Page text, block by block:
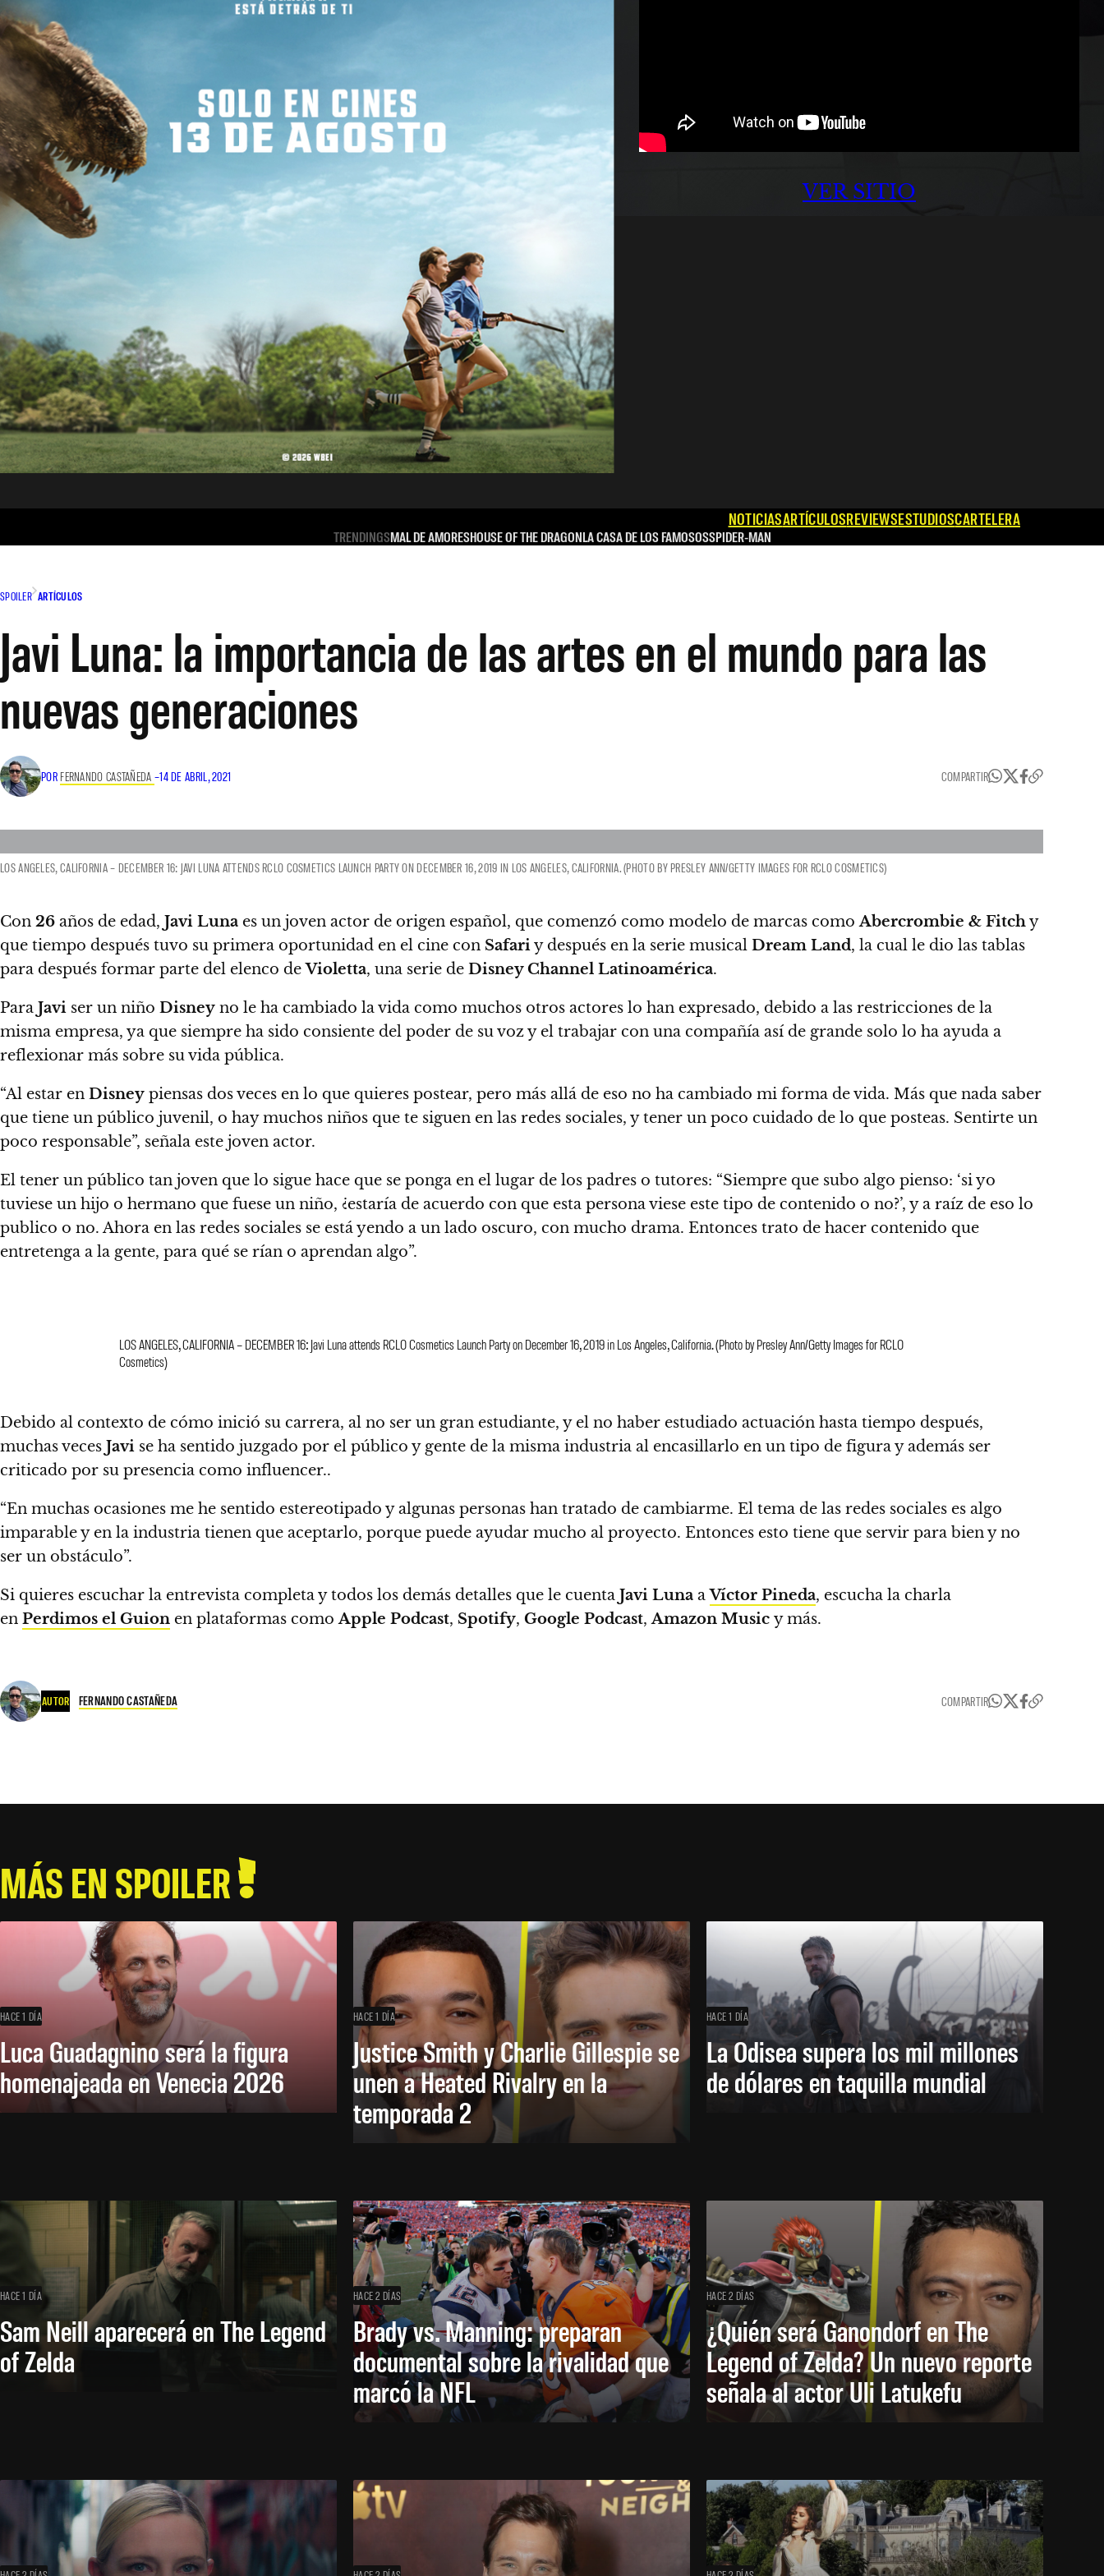
VER SITIO
NOTICIASARTÍCULOSREVIEWSESTUDIOSCARTELERA
TRENDINGSMAL DE AMORESHOUSE OF THE DRAGONLA CASA DE LOS FAMOSOSSPIDER-MAN
SPOILER ARTÍCULOS
Javi Luna: la importancia de las artes en el mundo para las
nuevas generaciones
POR FERNANDO CASTAÑEDA –14 DE ABRIL, 2021 COMPARTIR
LOS ANGELES, CALIFORNIA – DECEMBER 16: JAVI LUNA ATTENDS RCLO COSMETICS LAUNCH PARTY ON DECEMBER 16, 2019 IN LOS ANGELES, CALIFORNIA. (PHOTO BY PRESLEY ANN/GETTY IMAGES FOR RCLO COSMETICS)
Con 26 años de edad, Javi Luna es un joven actor de origen español, que comenzó como modelo de marcas comoAbercrombie & Fitchy
que tiempo después tuvo su primera oportunidad en el cine con Safariy después en la serie musical Dream Land, la cual le dio las tablas
para después formar parte del elenco deVioletta, una serie de Disney Channel Latinoamérica.
Para Javi ser un niño Disney no le ha cambiado la vida como muchos otros actores lo han expresado, debido a las restricciones de la
misma empresa, ya que siempre ha sido consiente del poder de su voz y el trabajar con una compañía así de grande solo lo ha ayuda a
reflexionar más sobre su vida pública.
“Al estar en Disney piensas dos veces en lo que quieres postear, pero más allá de eso no ha cambiado mi forma de vida. Más que nada saber
que tiene un público juvenil, o hay muchos niños que te siguen en las redes sociales, y tener un poco cuidado de lo que posteas. Sentirte un
poco responsable”, señala este joven actor.
El tener un público tan joven que lo sigue hace que se ponga en el lugar de los padres o tutores: “Siempre que subo algo pienso: ‘si yo
tuviese un hijo o hermano que fuese un niño, ¿estaría de acuerdo con que esta persona viese este tipo de contenido o no?’, y a raíz de eso lo
publico o no. Ahora en las redes sociales se está yendo a un lado oscuro, con mucho drama. Entonces trato de hacer contenido que
entretenga a la gente, para qué se rían o aprendan algo”.
LOS ANGELES, CALIFORNIA – DECEMBER 16: Javi Luna attends RCLO Cosmetics Launch Party on December 16, 2019 in Los Angeles, California. (Photo by Presley Ann/Getty Images for RCLO
Cosmetics)
Debido al contexto de cómo inició su carrera, al no ser un gran estudiante, y el no haber estudiado actuación hasta tiempo después,
muchas veces Javi se ha sentido juzgado por el público y gente de la misma industria al encasillarlo en un tipo de figura y además ser
criticado por su presencia como influencer..
“En muchas ocasiones me he sentido estereotipado y algunas personas han tratado de cambiarme. El tema de las redes sociales es algo
imparable y en la industria tienen que aceptarlo, porque puede ayudar mucho al proyecto. Entonces esto tiene que servir para bien y no
ser un obstáculo”.
Si quieres escuchar la entrevista completa y todos los demás detalles que le cuenta Javi Luna aVíctor Pineda, escucha la charla
en Perdimos el Guion en plataformas comoApple Podcast, Spotify, Google Podcast, Amazon Music y más.
AUTOR FERNANDO CASTAÑEDA COMPARTIR
MÁS EN SPOILER
HACE 1 DÍA
Luca Guadagnino será la figura
homenajeada en Venecia 2026
HACE 1 DÍA
Justice Smith y Charlie Gillespie se
unen a Heated Rivalry en la
temporada 2
HACE 1 DÍA
La Odisea supera los mil millones
de dólares en taquilla mundial
HACE 1 DÍA
Sam Neill aparecerá en The Legend
of Zelda
HACE 2 DÍAS
Brady vs. Manning: preparan
documental sobre la rivalidad que
marcó la NFL
HACE 2 DÍAS
¿Quién será Ganondorf en The
Legend of Zelda? Un nuevo reporte
señala al actor Uli Latukefu